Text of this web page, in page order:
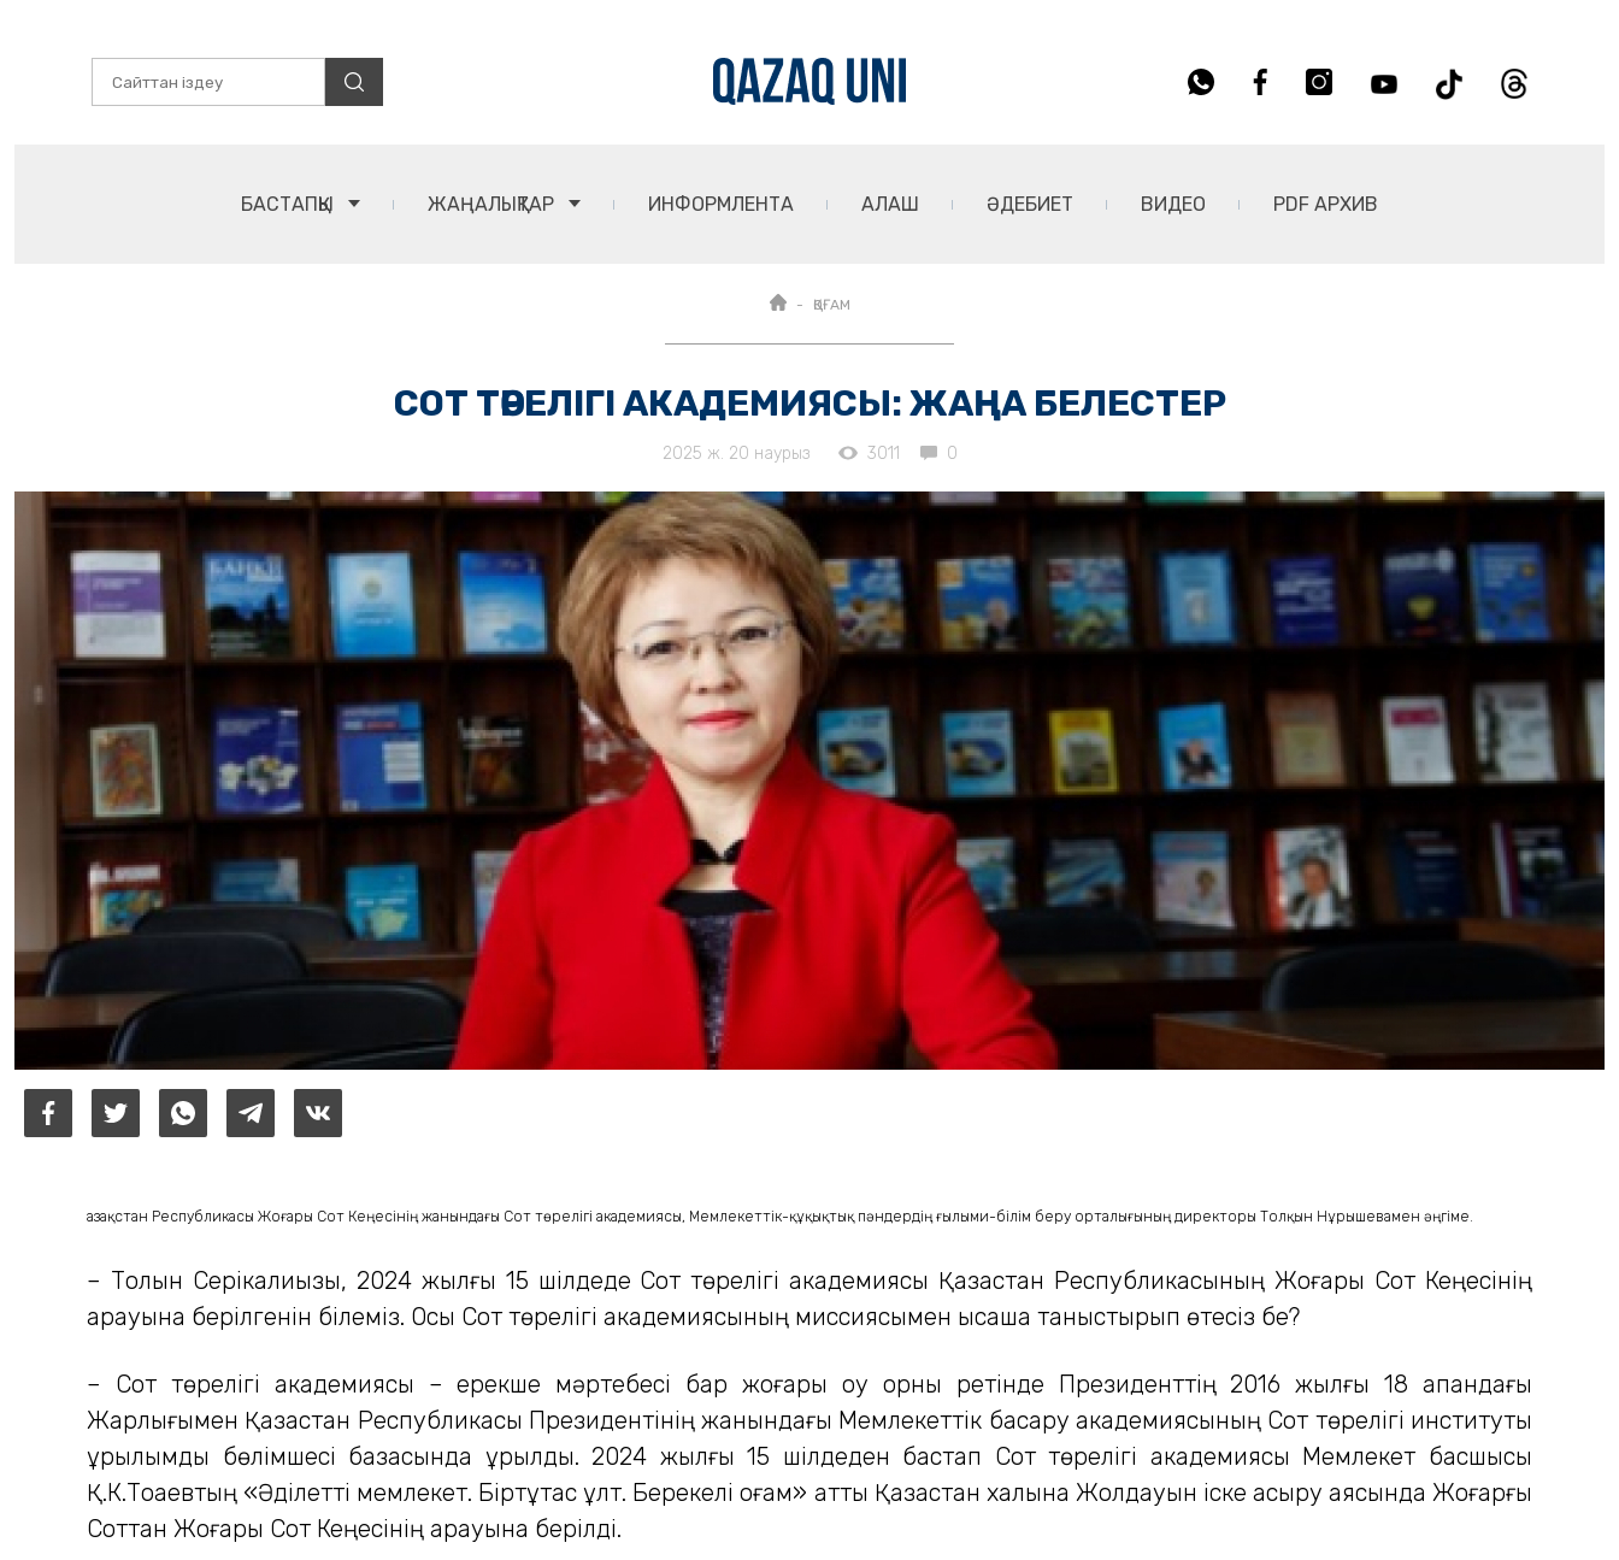
БАСТАПҚЫ ЖАҢАЛЫҚТАР ИНФОРМЛЕНТА АЛАШ ӘДЕБИЕТ ВИДЕО PDF АРХИВ
ҚОҒАМ
СОТ ТӨРЕЛІГІ АКАДЕМИЯСЫ: ЖАҢА БЕЛЕСТЕР
2025 ж. 20 наурыз 3011 0
Қазақстан Республикасы Жоғары Сот Кеңесінің жанындағы Сот төрелігі академиясы, Мемлекеттік-құқықтық пәндердің ғылыми-білім беру орталығының директоры Толқын Нұрышевамен әңгіме.
– Толқын Серікқалиқызы, 2024 жылғы 15 шілдеде Сот төрелігі академиясы Қазақстан Республикасының Жоғары Сот Кеңесінің
қарауына берілгенін білеміз. Осы Сот төрелігі академиясының миссиясымен қысқаша таныстырып өтесіз бе?
– Сот төрелігі академиясы – ерекше мәртебесі бар жоғары оқу орны ретінде Президенттің 2016 жылғы 18 ақпандағы
Жарлығымен Қазақстан Республикасы Президентінің жанындағы Мемлекеттік басқару академиясының Сот төрелігі институты
құрылымдық бөлімшесі базасында құрылды. 2024 жылғы 15 шілдеден бастап Сот төрелігі академиясы Мемлекет басшысы
Қ.К.Тоқаевтың «Әділетті мемлекет. Біртұтас ұлт. Берекелі қоғам» атты Қазақстан халқына Жолдауын іске асыру аясында Жоғарғы
Соттан Жоғары Сот Кеңесінің қарауына берілді.